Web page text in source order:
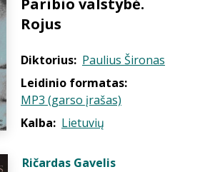
Paribio valstybė.
Rojus
Diktorius: Paulius Šironas
Leidinio formatas:
MP3 (garso įrašas)
Kalba: Lietuvių
Ričardas Gavelis